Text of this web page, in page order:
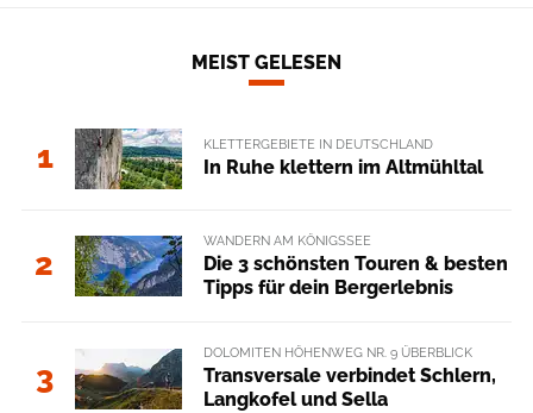
MEIST GELESEN
1 KLETTERGEBIETE IN DEUTSCHLAND
In Ruhe klettern im Altmühltal
2
WANDERN AM KÖNIGSSEE
Die 3 schönsten Touren & besten
Tipps für dein Bergerlebnis
3
DOLOMITEN HÖHENWEG NR. 9 ÜBERBLICK
Transversale verbindet Schlern,
Langkofel und Sella